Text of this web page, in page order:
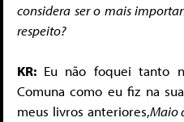
considera ser o mais
respeito?
KR: Eu não foquei tanto
Comuna como eu fiz na
meus livros anteriores,Maio